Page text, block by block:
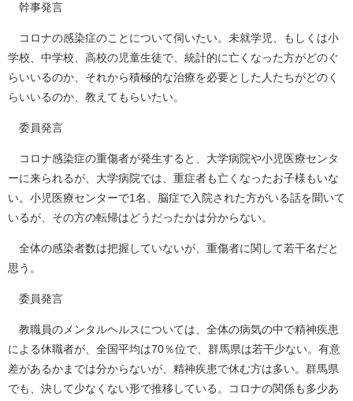
幹事発言
コロナの感染症のことについて伺いたい。未就学児、もしくは小
学校、中学校、高校の児童生徒で、統計的に亡くなった方がどのぐ
らいいるのか、それから積極的な治療を必要とした人たちがどのく
らいいるのか、教えてもらいたい。
委員発言
コロナ感染症の重傷者が発生すると、大学病院や小児医療センタ
ーに来られるが、大学病院では、重症者も亡くなったお子様もいな
い。小児医療センターで1名、脳症で入院された方がいる話を聞いて
いるが、その方の転帰はどうだったかは分からない。
全体の感染者数は把握していないが、重傷者に関して若干名だと
思う。
委員発言
教職員のメンタルヘルスについては、全体の病気の中で精神疾患
による休職者が、全国平均は70％位で、群馬県は若干少ない。有意
差があるかまでは分からないが、精神疾患で休む方は多い。群馬県
でも、決して少なくない形で推移している。コロナの関係も多少あ